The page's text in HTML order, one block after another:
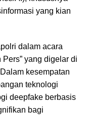
yang kian
dalam acara
yang digelar di
kesempatan
teknologi
deepfake berbasis
bagi